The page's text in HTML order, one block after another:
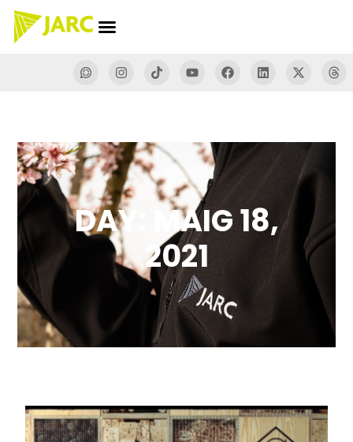
DAY: MAIG 18,
2021